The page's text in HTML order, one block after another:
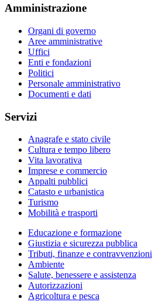
Amministrazione
Organi di governo
Aree amministrative
Uffici
Enti e fondazioni
Politici
Personale amministrativo
Documenti e dati
Servizi
Anagrafe e stato civile
Cultura e tempo libero
Vita lavorativa
Imprese e commercio
Appalti pubblici
Catasto e urbanistica
Turismo
Mobilità e trasporti
Educazione e formazione
Giustizia e sicurezza pubblica
Tributi, finanze e contravvenzioni
Ambiente
Salute, benessere e assistenza
Autorizzazioni
Agricoltura e pesca